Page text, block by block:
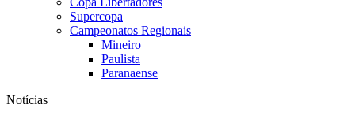
Supercopa
Campeonatos Regionais
Mineiro
Paulista
Paranaense
Notícias